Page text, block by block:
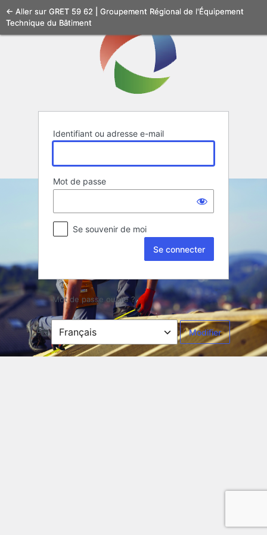
Se
connecter
Identifiant ou adresse e-mail
Mot de passe
Se souvenir de moi
Mot de passe oublié ?
← Aller sur GRET 59 62 | Groupement Régional de l'Équipement
Technique du Bâtiment
Langue